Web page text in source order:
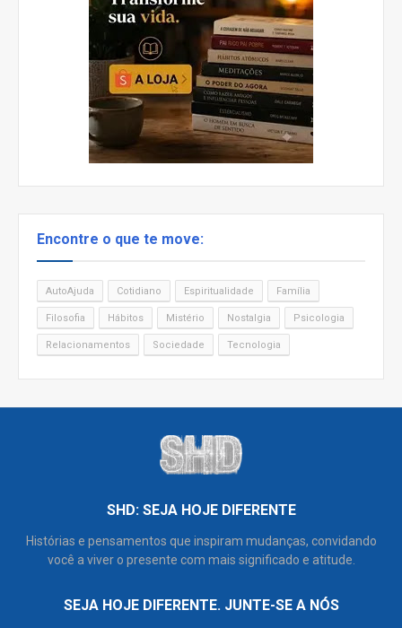
Encontre o que te move:
AutoAjuda Cotidiano Espiritualidade Família
Filosofia Hábitos Mistério Nostalgia Psicologia
Relacionamentos Sociedade Tecnologia
SHD: SEJA HOJE DIFERENTE
Histórias e pensamentos que inspiram mudanças, convidando
você a viver o presente com mais significado e atitude.
SEJA HOJE DIFERENTE. JUNTE-SE A NÓS